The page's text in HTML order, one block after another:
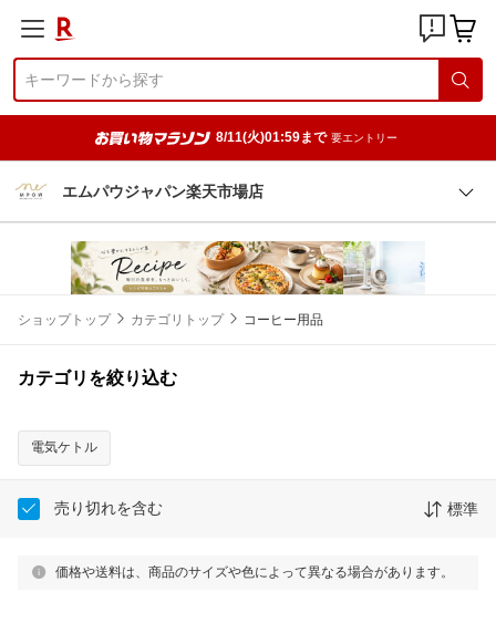
8/11(火)01:59まで 要エントリー
エムパウジャパン楽天市場店
ショップトップ カテゴリトップ コーヒー用品
カテゴリを絞り込む
電気ケトル
売り切れを含む 標準
価格や送料は、商品のサイズや色によって異なる場合があります。